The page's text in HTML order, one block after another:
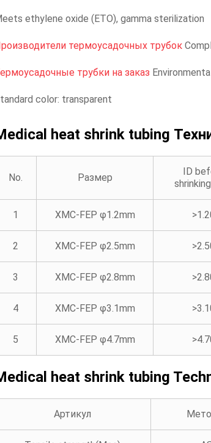
ethylene oxide (ETO), gamma sterilization
термоусадочных трубок
трубки на заказ
color: transparent
heat shrink tubing
No. Размер
ID
1 XMC-FEP φ1.2mm
2 XMC-FEP φ2.5mm
3 XMC-FEP φ2.8mm
4 XMC-FEP φ3.1mm
5 XMC-FEP φ4.7mm
heat shrink tubing
Артикул